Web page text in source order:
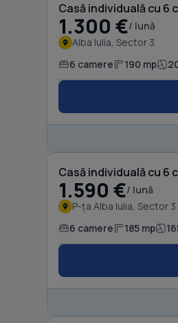
Casă individuală cu 6
1.300 €/ lună
Alba Iulia, Sector 3
6 camere 190 mp
Casă individuală cu 6
1.590 €/ lună
P-ța Alba Iulia, Sector 3
6 camere 185 mp